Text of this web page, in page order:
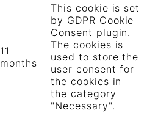
11
months
This cookie is set
by GDPR Cookie
Consent plugin.
The cookies is
used to store the
user consent for
the cookies in
the category
"Necessary".